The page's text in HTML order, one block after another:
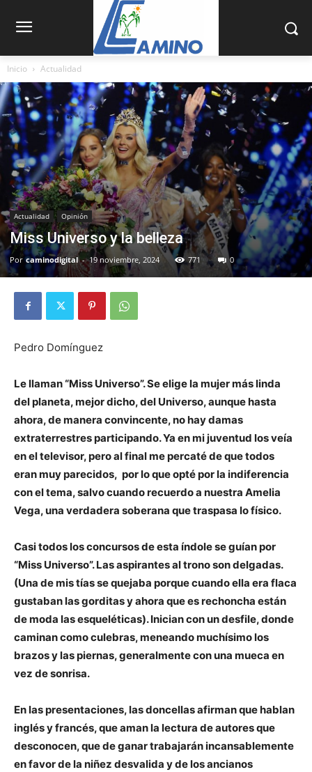
Inicio Actualidad
Actualidad Opinión
Miss Universo y la belleza
Por caminodigital - 19 noviembre, 2024 771 0
Pedro Domínguez
Le llaman “Miss Universo”. Se elige la mujer más linda
del planeta, mejor dicho, del Universo, aunque hasta
ahora, de manera convincente, no hay damas
extraterrestres participando. Ya en mi juventud los veía
en el televisor, pero al final me percaté de que todos
eran muy parecidos, por lo que opté por la indiferencia
con el tema, salvo cuando recuerdo a nuestra Amelia
Vega, una verdadera soberana que traspasa lo físico.
Casi todos los concursos de esta índole se guían por
“Miss Universo”. Las aspirantes al trono son delgadas.
(Una de mis tías se quejaba porque cuando ella era flaca
gustaban las gorditas y ahora que es rechoncha están
de moda las esqueléticas). Inician con un desfile, donde
caminan como culebras, meneando muchísimo los
brazos y las piernas, generalmente con una mueca en
vez de sonrisa.
En las presentaciones, las doncellas afirman que hablan
inglés y francés, que aman la lectura de autores que
desconocen, que de ganar trabajarán incansablemente
en favor de la niñez desvalida y de los ancianos